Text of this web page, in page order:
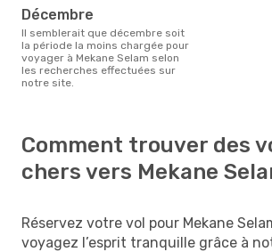
décembre
Il semblerait que décembre soit
la période la moins chargée pour
voyager à Mekane Selam selon
les recherches effectuées sur
notre site.
Comment trouver des
chers vers Mekane
Réservez votre vol pour Mekane
voyagez l’esprit tranquille grâce à